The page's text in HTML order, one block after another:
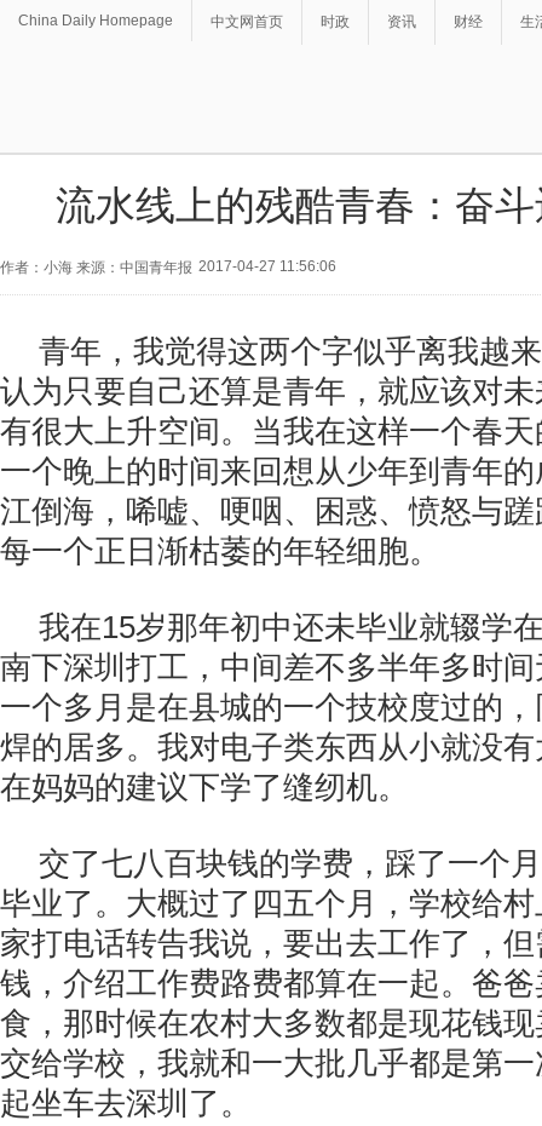
China Daily Homepage 中文网首页 时政 资讯 财经 生
流水线上的残酷青春：奋
作者：小海 来源：中国青年报 2017-04-27 11:56:06
青年，我觉得这两个字似乎离我越
认为只要自己还算是青年，就应该对
有很大上升空间。当我在这样一个春
一个晚上的时间来回想从少年到青年
江倒海，唏嘘、哽咽、困惑、愤怒与
每一个正日渐枯萎的年轻细胞。
我在15岁那年初中还未毕业就辍学
南下深圳打工，中间差不多半年多时
一个多月是在县城的一个技校度过的
焊的居多。我对电子类东西从小就没
在妈妈的建议下学了缝纫机。
交了七八百块钱的学费，踩了一个
毕业了。大概过了四五个月，学校给
家打电话转告我说，要出去工作了，
钱，介绍工作费路费都算在一起。爸
食，那时候在农村大多数都是现花钱
交给学校，我就和一大批几乎都是第
起坐车去深圳了。